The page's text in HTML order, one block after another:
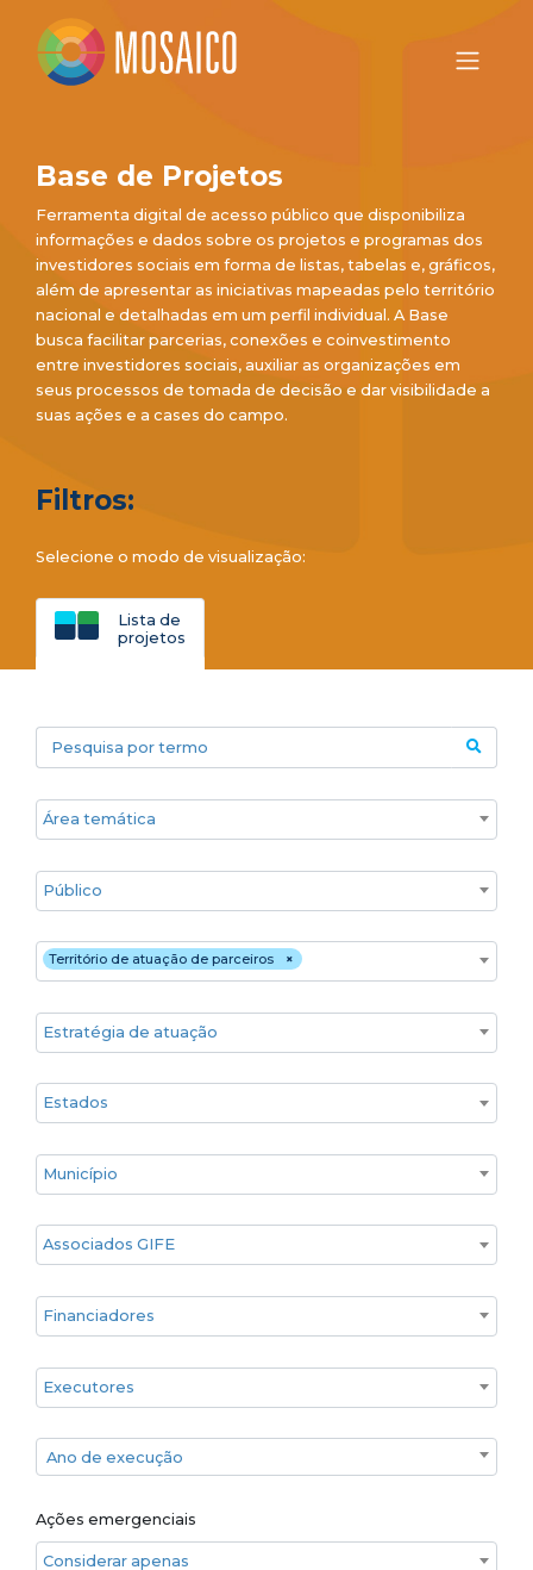
Base de Projetos
Ferramenta digital de acesso público que disponibiliza
informações e dados sobre os projetos e programas dos
investidores sociais em forma de listas, tabelas e, gráficos,
além de apresentar as iniciativas mapeadas pelo território
nacional e detalhadas em um perfil individual. A Base
busca facilitar parcerias, conexões e coinvestimento
entre investidores sociais, auxiliar as organizações em
seus processos de tomada de decisão e dar visibilidade a
suas ações e a cases do campo.
Filtros:
Selecione o modo de visualização:
Lista de
projetos
Pesquisa por termo
Áreas temáticas
Público
Territórios ×
Território de atuação de parceiros
Estratégia de atuação
Estado
Cidade
Associados GIFE
Financiadores
Executores
Ano de execução
Ano de execução
Ações emergenciais
Considerar apenas ações emergenciais